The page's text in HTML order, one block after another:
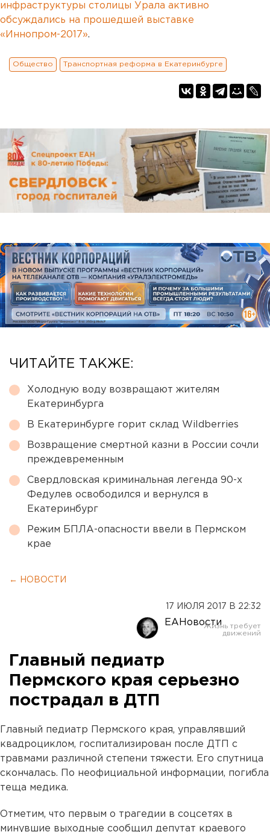
инфраструктуры столицы Урала активно
обсуждались на прошедшей выставке
«Иннопром-2017».
Общество Транспортная реформа в Екатеринбурге
ЧИТАЙТЕ ТАКЖЕ:
Холодную воду возвращают жителям
Екатеринбурга
В Екатеринбурге горит склад Wildberries
Возвращение смертной казни в России сочли
преждевременным
Свердловская криминальная легенда 90-х
Федулев освободился и вернулся в
Екатеринбург
Режим БПЛА-опасности ввели в Пермском
крае
← НОВОСТИ
17 ИЮЛЯ 2017 В 22:32
ЕАНовости
Главный педиатр
Пермского края серьезно
пострадал в ДТП
Главный педиатр Пермского края, управлявший
квадроциклом, госпитализирован после ДТП с
травмами различной степени тяжести. Его спутница
скончалась. По неофициальной информации, погибла
теща медика.
Отметим, что первым о трагедии в соцсетях в
минувшие выходные сообщил депутат краевого